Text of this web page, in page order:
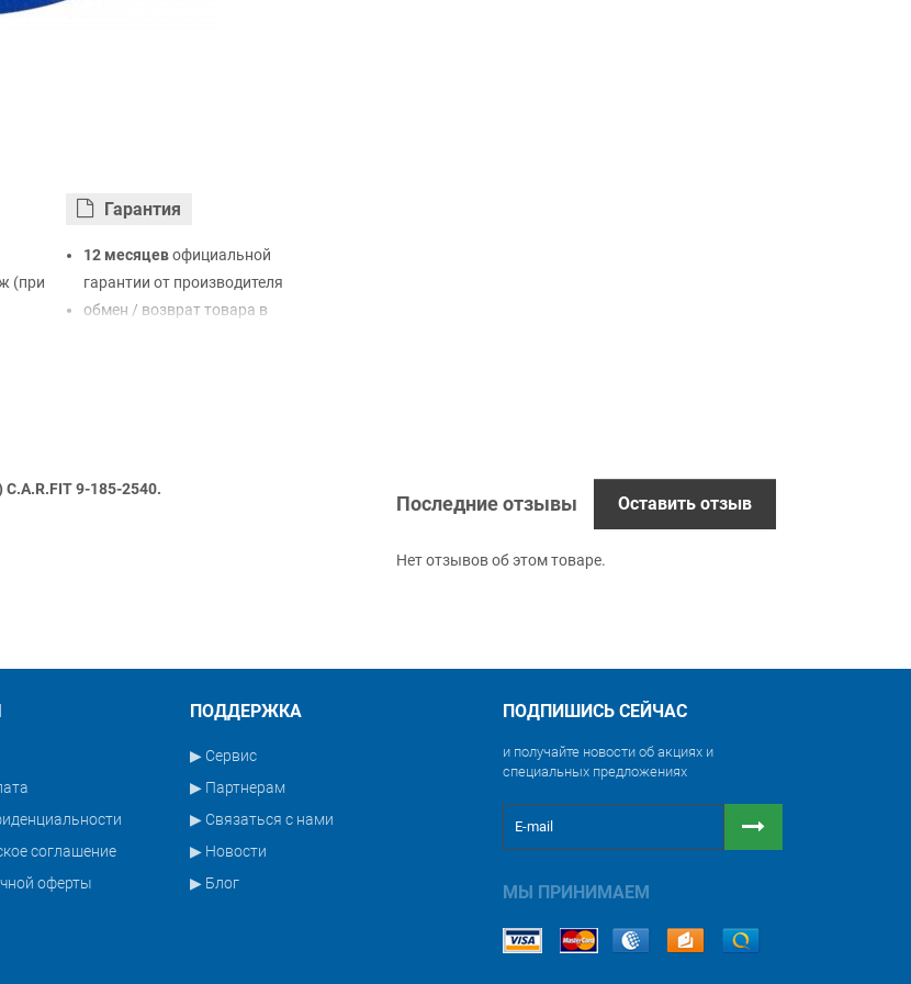
(при
Гарантия
12 месяцевофициальной
гарантии от производителя
обмен / возврат товара в
9-185-2540.
Последние отзывы Оставить отзыв
Нет отзывов об этом товаре.
соглашение
оферты
ПОДДЕРЖКА
▶ Сервис
▶ Партнерам
▶ Связаться с нами
▶ Новости
▶ Блог
ПОДПИШИСЬ СЕЙЧАС
и получайте новости об акциях и
специальных предложениях
МЫ ПРИНИМАЕМ